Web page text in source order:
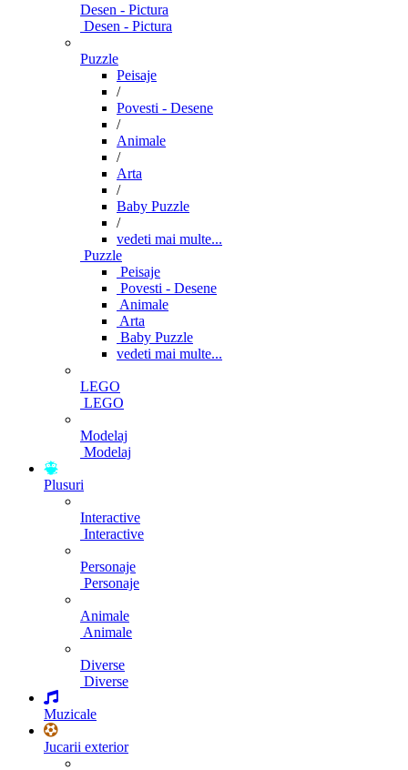
Desen - Pictura
Desen - Pictura
Puzzle
Peisaje
/
Povesti - Desene
/
Animale
/
Arta
/
Baby Puzzle
/
vedeti mai multe...
Puzzle
Peisaje
Povesti - Desene
Animale
Arta
Baby Puzzle
vedeti mai multe...
LEGO
LEGO
Modelaj
Modelaj
Plusuri
Interactive
Interactive
Personaje
Personaje
Animale
Animale
Diverse
Diverse
Muzicale
Jucarii exterior